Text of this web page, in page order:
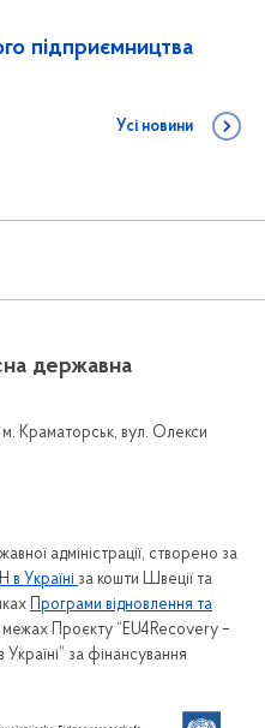
підприємництва
Усі новини
державна
Краматорськ, вул. Олекси
адміністрації, створено за
Україні за кошти Швеції та
Програми відновлення та
Проєкту “EU4Recovery –
за фінансування